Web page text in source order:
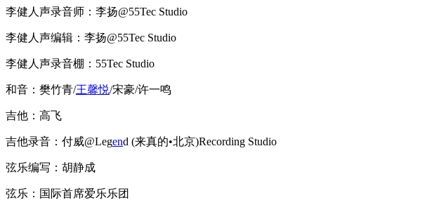
李健人声录音师：李扬@55Tec Studio
李健人声编辑：李扬@55Tec Studio
李健人声录音棚：55Tec Studio
和音：樊竹青/王馨悦/宋豪/许一鸣
吉他：高飞
吉他录音：付威@Legend (来真的•北京)Recording Studio
弦乐编写：胡静成
弦乐：国际首席爱乐乐团